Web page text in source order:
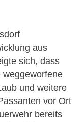
aus
sich, dass
weggeworfene
und weitere
vor Ort
bereits